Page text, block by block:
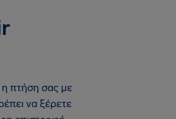
η πτήση σας με
να ξέρετε